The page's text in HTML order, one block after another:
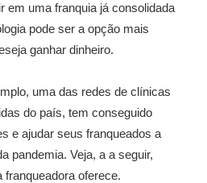
em uma franquia já consolidada
pode ser a opção mais
ganhar dinheiro.
uma das redes de clínicas
do país, tem conseguido
e ajudar seus franqueados a
pandemia. Veja, a a seguir,
franqueadora oferece.